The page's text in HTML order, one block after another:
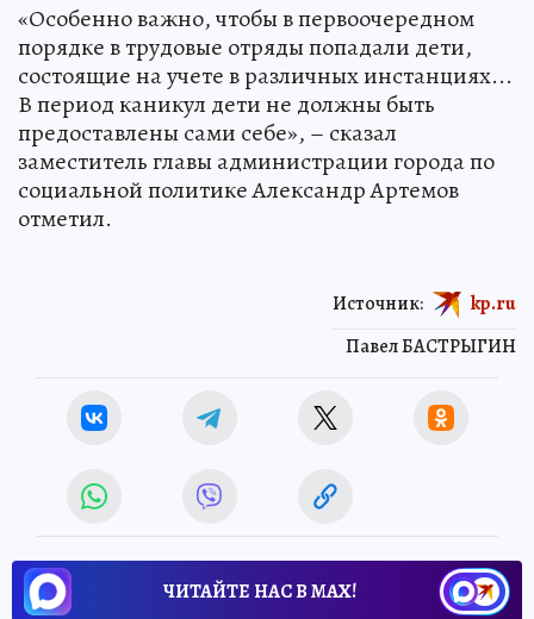
«Особенно важно, чтобы в первоочередном
порядке в трудовые отряды попадали дети,
состоящие на учете в различных инстанциях...
В период каникул дети не должны быть
предоставлены сами себе», – сказал
заместитель главы администрации города по
социальной политике Александр Артемов
отметил.
Павел БАСТРЫГИН
Источник: kp.ru
ЧИТАЙТЕ НАС В МАХ!